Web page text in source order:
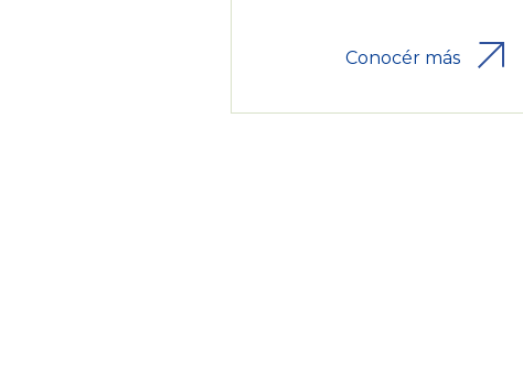
Conocér más